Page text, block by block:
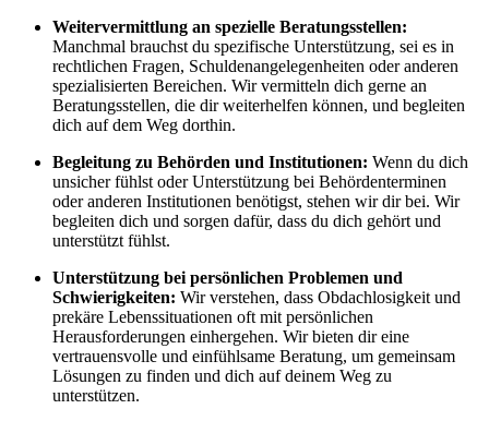
Weitervermittlung an spezielle Beratungsstellen:
Manchmal brauchst du spezifische Unterstützung, sei es in
rechtlichen Fragen, Schuldenangelegenheiten oder anderen
spezialisierten Bereichen. Wir vermitteln dich gerne an
Beratungsstellen, die dir weiterhelfen können, und begleiten
dich auf dem Weg dorthin.
Begleitung zu Behörden und Institutionen: Wenn du dich
unsicher fühlst oder Unterstützung bei Behördenterminen
oder anderen Institutionen benötigst, stehen wir dir bei. Wir
begleiten dich und sorgen dafür, dass du dich gehört und
unterstützt fühlst.
Unterstützung bei persönlichen Problemen und
Schwierigkeiten: Wir verstehen, dass Obdachlosigkeit und
prekäre Lebenssituationen oft mit persönlichen
Herausforderungen einhergehen. Wir bieten dir eine
vertrauensvolle und einfühlsame Beratung, um gemeinsam
Lösungen zu finden und dich auf deinem Weg zu
unterstützen.